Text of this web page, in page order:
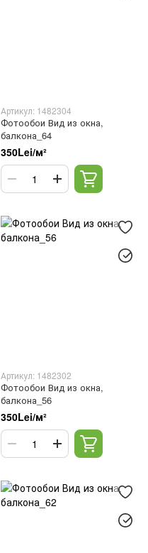
Артикул: 1482304
Фотообои Вид из окна,
балкона_64
350Lei/м²
Артикул: 1482302
Фотообои Вид из окна,
балкона_56
350Lei/м²